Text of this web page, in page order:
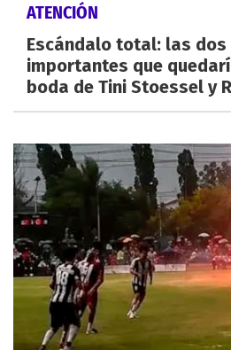
ATENCIÓN
Escándalo total: las
importantes que
boda de Tini Stoessel y